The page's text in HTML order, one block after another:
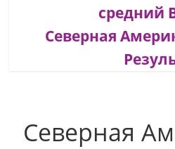
средний
Северная
Северная